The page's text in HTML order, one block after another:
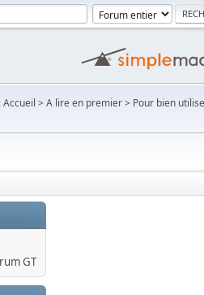
> A lire en premier > Pour bien
GT